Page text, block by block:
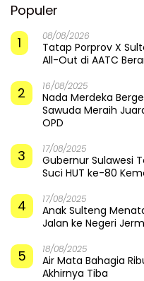
Populer
1
08/08/2026
Tatap Porprov X
All-Out di AATC
2 16/08/2025
Nada Merdeka
Sawuda Meraih
OPD
3 17/08/2025
Gubernur Sulawesi
Suci HUT ke-80
4 17/08/2025
Anak Sulteng
Jalan ke Negeri
5 18/08/2025
Air Mata Bahagia
Akhirnya Tiba